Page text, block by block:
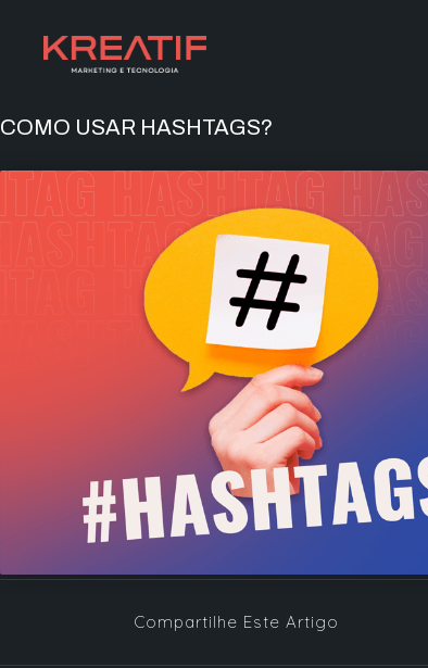
COMO USAR HASHTAGS?
Compartilhe Este Artigo